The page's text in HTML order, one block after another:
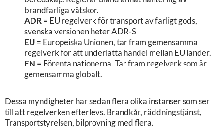
brandfarliga vätskor.
ADR = EU regelverk för transport av farligt gods,
svenska versionen heter ADR-S
EU= Europeiska Unionen, tar fram gemensamma
regelverk för att underlätta handel mellan EU länder.
FN = Förenta nationerna. Tar fram regelverk som är
gemensamma globalt.
Dessa myndigheter har sedan flera olika instanser som ser
till att regelverken efterlevs. Brandkår, räddningstjänst,
Transportstyrelsen, bilprovning med flera.